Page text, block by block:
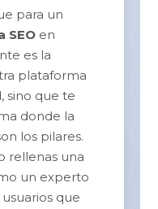
para un
SEO en
es la
plataforma
sino que te
donde la
los pilares.
rellenas una
un experto
que